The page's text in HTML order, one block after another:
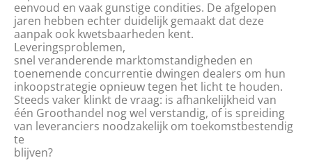
eenvoud en vaak gunstige condities. De afgelopen
jaren hebben echter duidelijk gemaakt dat deze
aanpak ook kwetsbaarheden kent.
Leveringsproblemen,
snel veranderende marktomstandigheden en
toenemende concurrentie dwingen dealers om hun
inkoopstrategie opnieuw tegen het licht te houden.
Steeds vaker klinkt de vraag: is afhankelijkheid van
één Groothandel nog wel verstandig, of is spreiding
van leveranciers noodzakelijk om toekomstbestendig
te
blijven?